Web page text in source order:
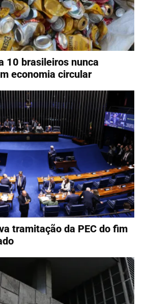
10 brasileiros nunca
economia circular
tramitação da PEC do fim